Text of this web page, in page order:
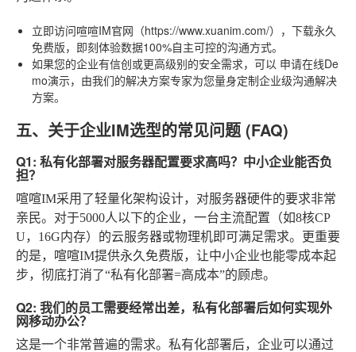
立即访问喧喧IM官网（https://www.xuanim.com/） ，下载永久
免费版，即刻体验数据100%自主可控的沟通方式。
如果您的企业有信创或更高级别的安全需求，可以 申请在线De
mo演示，由我们的解决方案专家为您量身定制企业级沟通解决
方案。
五、关于企业IM选型的常见问题 (FAQ)
Q1: 私有化部署对服务器配置要求高吗？中小企业能否负
担？
喧喧IM采用了轻量化架构设计，对服务器硬件的要求非常
亲民。对于5000人以下的企业，一台主流配置（如8核CP
U，16G内存）的云服务器或物理机即可满足需求。更重要
的是，喧喧IM提供永久免费版，让中小企业也能零成本起
步，彻底打消了“私有化部署=高成本”的顾虑。
Q2: 我们的员工需要经常出差，私有化部署后如何实现外
网移动办公？
这是一个非常普遍的需求。私有化部署后，企业可以通过